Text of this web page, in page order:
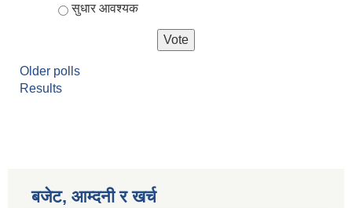
सुधार आवश्यक
Older polls
Results
बजेट, आम्दनी र खर्च